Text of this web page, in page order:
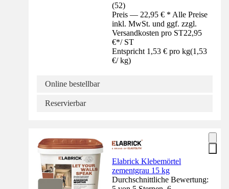
(52)
Preis — 22,95 € * Alle Preise
inkl. MwSt. und ggf. zzgl.
Versandkosten pro ST22,95
€*/ ST
Entspricht 1,53 € pro kg(1,53
€/ kg)
Online bestellbar
Reservierbar
Elabrick Klebemörtel
zementgrau 15 kg
Durchschnittliche Bewertung: